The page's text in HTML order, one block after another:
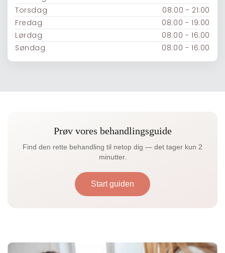
Torsdag
08:00 - 21:00
Fredag
08:00 - 19:00
Lørdag
08:00 - 16:00
Søndag
08:00 - 16:00